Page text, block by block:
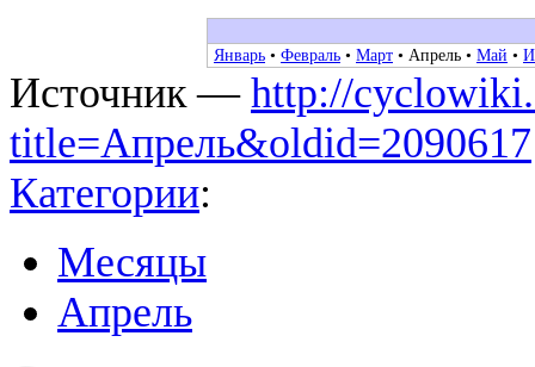
Январь • Февраль • Март • Апрель • Май •
Источник — http://
title=Апрель&oldid=2090617
Категории:
Месяцы
Апрель